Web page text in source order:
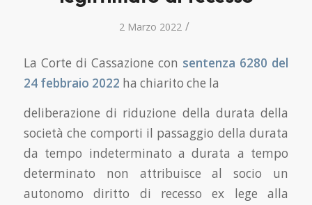
2 Marzo 2022 /
La Corte di Cassazione con sentenza 6280 del
24 febbraio 2022 ha chiarito che la
deliberazione di riduzione della durata della
società che comporti il passaggio della durata
da tempo indeterminato a durata a tempo
determinato non attribuisce al socio un
autonomo diritto di recesso ex lege alla